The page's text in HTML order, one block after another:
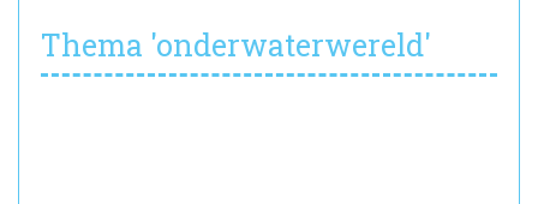
Thema 'onderwaterwereld'